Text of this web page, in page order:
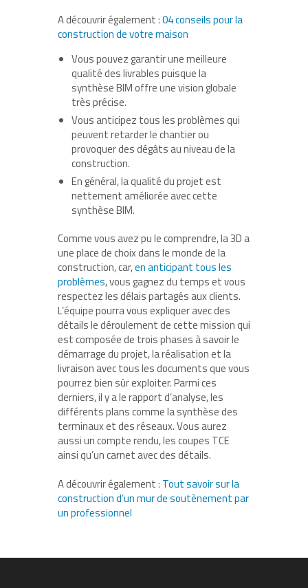
A découvrir également :04 conseils pour la
construction de votre maison
Vous pouvez garantir une meilleure
qualité des livrables puisque la
synthèse BIM offre une vision globale
très précise.
Vous anticipez tous les problèmes qui
peuvent retarder le chantier ou
provoquer des dégâts au niveau de la
construction.
En général, la qualité du projet est
nettement améliorée avec cette
synthèse BIM.
Comme vous avez pu le comprendre, la 3D a
une place de choix dans le monde de la
construction, car,en anticipant tous les
problèmes, vous gagnez du temps et vous
respectez les délais partagés aux clients.
L’équipe pourra vous expliquer avec des
détails le déroulement de cette mission qui
est composée de trois phases à savoir le
démarrage du projet, la réalisation et la
livraison avec tous les documents que vous
pourrez bien sûr exploiter. Parmi ces
derniers, il y a le rapport d’analyse, les
différents plans comme la synthèse des
terminaux et des réseaux. Vous aurez
aussi un compte rendu, les coupes TCE
ainsi qu’un carnet avec des détails.
A découvrir également : Tout savoir sur la
construction d’un mur de soutènement par
un professionnel